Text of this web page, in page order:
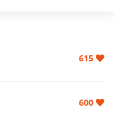
615
600